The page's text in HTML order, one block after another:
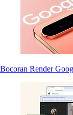
Bocoran Render